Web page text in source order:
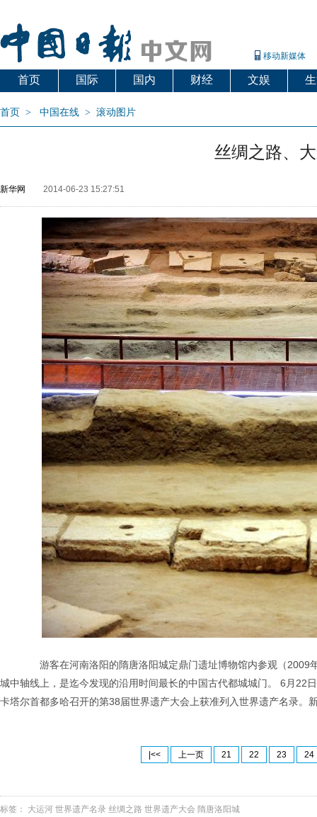
移动新媒体
首页 国际 国内 财经 文娱
首页 > 中国在线 > 滚动图片
丝绸之路、
新华网 2014-06-23 15:27:51
游客在河南洛阳的隋唐洛阳城定鼎门遗址博物馆内参观（2009
城中轴线上，是迄今发现的沿用时间最长的中国古代都城城门。 6月22
卡塔尔首都多哈召开的第38届世界遗产大会上获准列入世界遗产名录。
|<< 上一页 21 22 23 24
标签： 大运河 世界遗产名录 丝绸之路 世界遗产大会 隋唐洛阳城